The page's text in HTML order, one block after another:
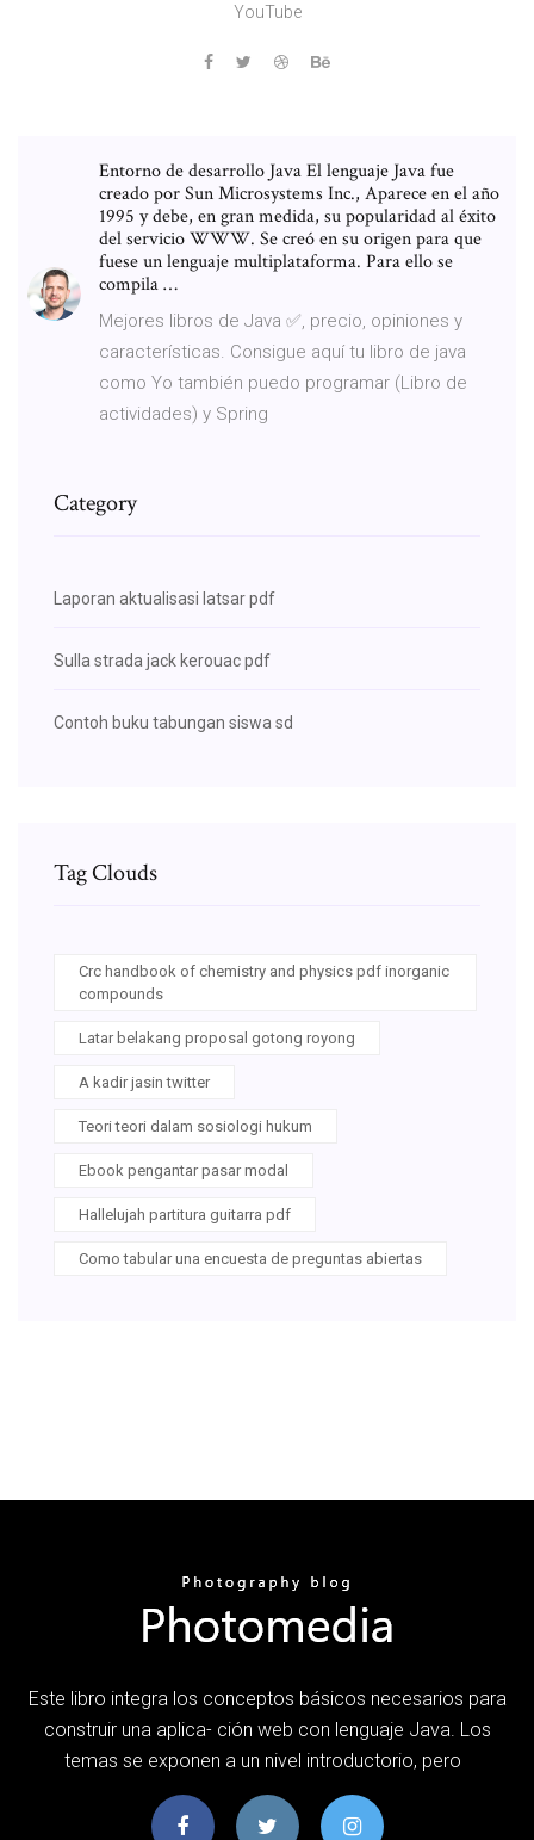
YouTube
Entorno de desarrollo Java El lenguaje Java fue
creado por Sun Microsystems Inc., Aparece en el año
1995 y debe, en gran medida, su popularidad al éxito
del servicio WWW. Se creó en su origen para que
fuese un lenguaje multiplataforma. Para ello se
compila …
Mejores libros de Java ✅, precio, opiniones y
características. Consigue aquí tu libro de java
como Yo también puedo programar (Libro de
actividades) y Spring
Category
Laporan aktualisasi latsar pdf
Sulla strada jack kerouac pdf
Contoh buku tabungan siswa sd
Tag Clouds
Crc handbook of chemistry and physics pdf inorganic
compounds
Latar belakang proposal gotong royong
A kadir jasin twitter
Teori teori dalam sosiologi hukum
Ebook pengantar pasar modal
Hallelujah partitura guitarra pdf
Como tabular una encuesta de preguntas abiertas
Este libro integra los conceptos básicos necesarios para
construir una aplica- ción web con lenguaje Java. Los
temas se exponen a un nivel introductorio, pero